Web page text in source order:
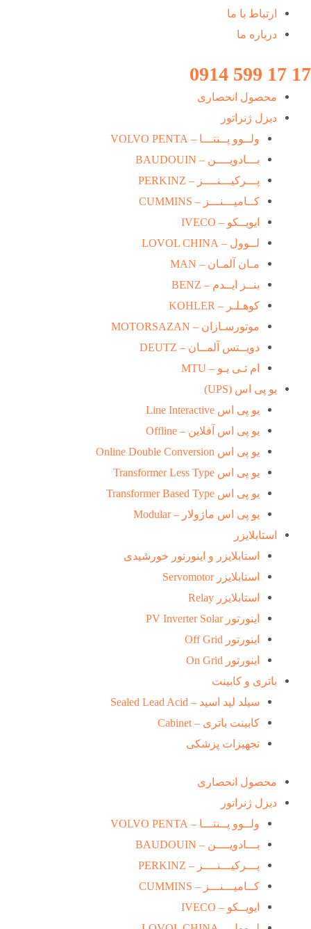
ارتباط با ما
درباره ما
17 17 599 0914
محصول انحصاری
دیزل ژنراتور
ولــوو پــنتـــا – VOLVO PENTA
بـــادویــــن – BAUDOUIN
پـــرکیـــنــــز – PERKINZ
کــامیـــنـــز – CUMMINS
ایویــکو – IVECO
لــوول – LOVOL CHINA
مـان آلمـان – MAN
بنــز ایــدم – BENZ
کوهـلـر – KOHLER
موتورسـازان – MOTORSAZAN
دویــتس آلمــان – DEUTZ
ام تـی یـو – MTU
یو پی اس (UPS)
یو پی اس Line Interactive
یو پی اس آفلاین – Offline
یو پی اس Online Double Conversion
یو پی اس Transformer Less Type
یو پی اس Transformer Based Type
یو پی اس ماژولار – Modular
استابلایزر
استابلایزر و اینورتور خورشیدی
استابلایزر Servomotor
استابلایزر Relay
اینورتور PV Inverter Solar
اینورتور Off Grid
اینورتور On Grid
باتری و کابینت
سیلد لید اسید – Sealed Lead Acid
کابینت باتری – Cabinet
تجهیزات پزشکی
محصول انحصاری
دیزل ژنراتور
ولــوو پــنتـــا – VOLVO PENTA
بـــادویــــن – BAUDOUIN
پـــرکیـــنــــز – PERKINZ
کــامیـــنـــز – CUMMINS
ایویــکو – IVECO